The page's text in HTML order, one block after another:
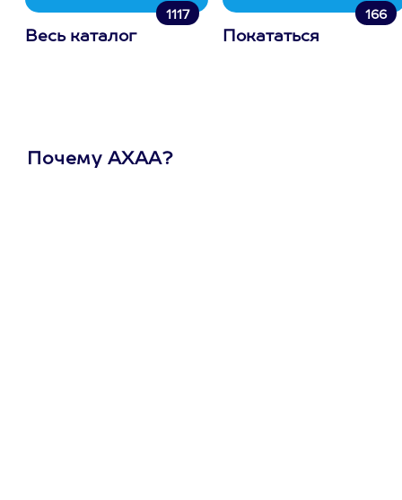
1117
Весь каталог
166
Покататься
Почему АХАА?